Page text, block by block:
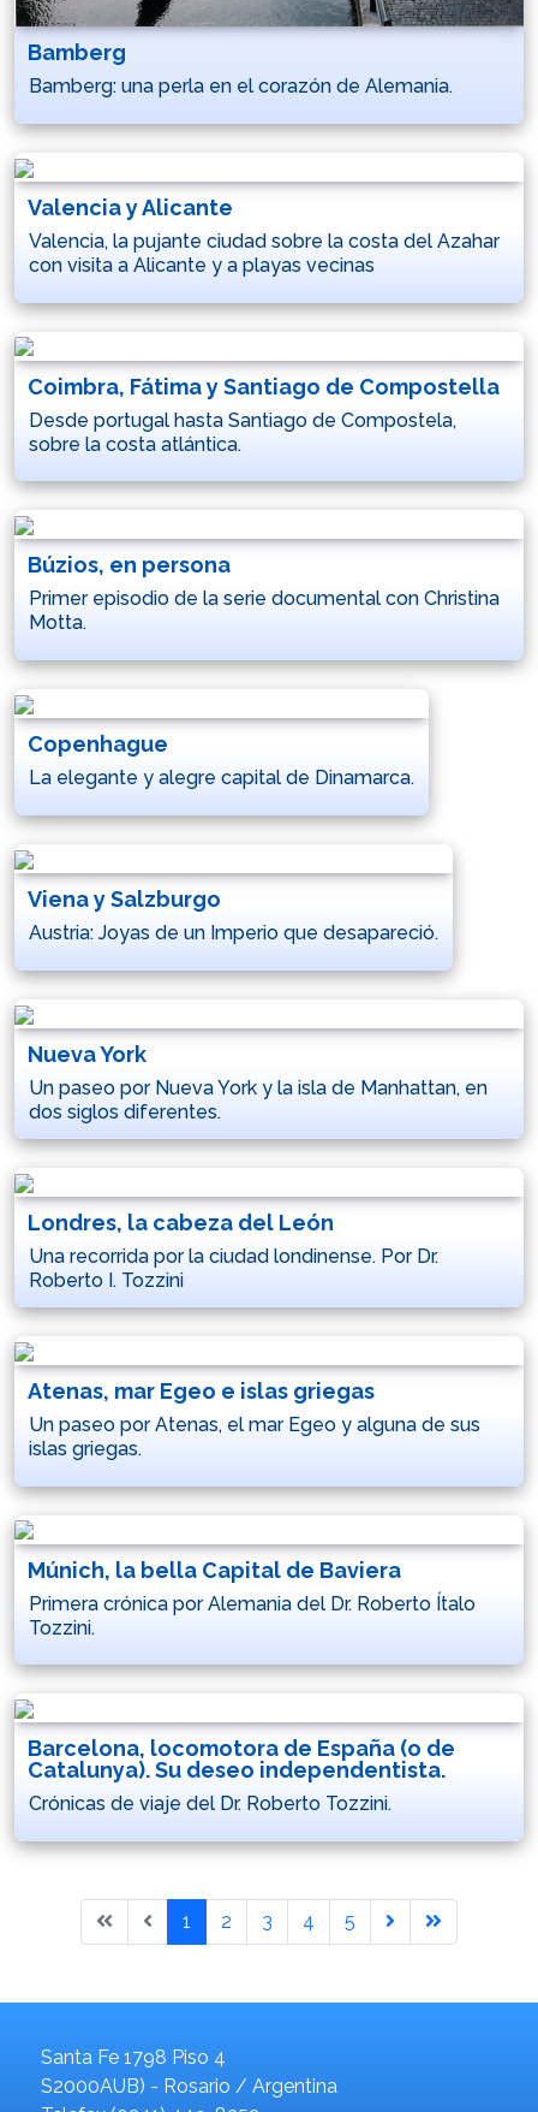
Bamberg
Bamberg: una perla en el corazón de Alemania.
Valencia y Alicante
Valencia, la pujante ciudad sobre la costa del Azahar
con visita a Alicante y a playas vecinas
Coimbra, Fátima y Santiago de Compostella
Desde portugal hasta Santiago de Compostela,
sobre la costa atlántica.
Búzios, en persona
Primer episodio de la serie documental con Christina
Motta.
Copenhague
La elegante y alegre capital de Dinamarca.
Viena y Salzburgo
Austria: Joyas de un Imperio que desapareció.
Nueva York
Un paseo por Nueva York y la isla de Manhattan, en
dos siglos diferentes.
Londres, la cabeza del León
Una recorrida por la ciudad londinense. Por Dr.
Roberto I. Tozzini
Atenas, mar Egeo e islas griegas
Un paseo por Atenas, el mar Egeo y alguna de sus
islas griegas.
Múnich, la bella Capital de Baviera
Primera crónica por Alemania del Dr. Roberto Ítalo
Tozzini.
Barcelona, locomotora de España (o de
Catalunya). Su deseo independentista.
Crónicas de viaje del Dr. Roberto Tozzini.
1 2 3 4 5
Santa Fe 1798 Piso 4
S2000AUB) - Rosario / Argentina